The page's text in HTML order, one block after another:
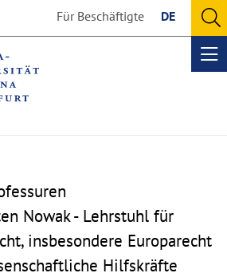
Für Beschäftigte DE
Nowak - Lehrstuhl für
insbesondere Europarecht
Hilfskräfte